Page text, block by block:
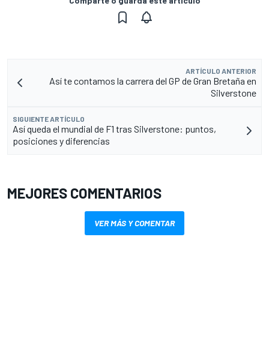
ARTÍCULO ANTERIOR
Así te contamos la carrera del GP de Gran Bretaña en
Silverstone
SIGUIENTE ARTÍCULO
Así queda el mundial de F1 tras Silverstone: puntos,
posiciones y diferencias
MEJORES COMENTARIOS
VER MÁS Y COMENTAR